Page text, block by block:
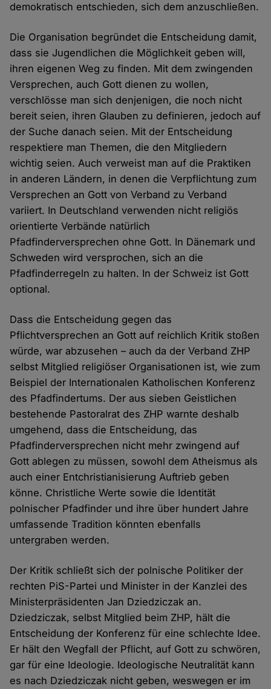
demokratisch entschieden, sich dem anzuschließen.
Die Organisation begründet die Entscheidung damit,
dass sie Jugendlichen die Möglichkeit geben will,
ihren eigenen Weg zu finden. Mit dem zwingenden
Versprechen, auch Gott dienen zu wollen,
verschlösse man sich denjenigen, die noch nicht
bereit seien, ihren Glauben zu definieren, jedoch auf
der Suche danach seien. Mit der Entscheidung
respektiere man Themen, die den Mitgliedern
wichtig seien. Auch verweist man auf die Praktiken
in anderen Ländern, in denen die Verpflichtung zum
Versprechen an Gott von Verband zu Verband
variiert. In Deutschland verwenden nicht religiös
orientierte Verbände natürlich
Pfadfinderversprechen ohne Gott. In Dänemark und
Schweden wird versprochen, sich an die
Pfadfinderregeln zu halten. In der Schweiz ist Gott
optional.
Dass die Entscheidung gegen das
Pflichtversprechen an Gott auf reichlich Kritik stoßen
würde, war abzusehen – auch da der Verband ZHP
selbst Mitglied religiöser Organisationen ist, wie zum
Beispiel der Internationalen Katholischen Konferenz
des Pfadfindertums. Der aus sieben Geistlichen
bestehende Pastoralrat des ZHP warnte deshalb
umgehend, dass die Entscheidung, das
Pfadfinderversprechen nicht mehr zwingend auf
Gott ablegen zu müssen, sowohl dem Atheismus als
auch einer Entchristianisierung Auftrieb geben
könne. Christliche Werte sowie die Identität
polnischer Pfadfinder und ihre über hundert Jahre
umfassende Tradition könnten ebenfalls
untergraben werden.
Der Kritik schließt sich der polnische Politiker der
rechten PiS-Partei und Minister in der Kanzlei des
Ministerpräsidenten Jan Dziedziczak an.
Dziedziczak, selbst Mitglied beim ZHP, hält die
Entscheidung der Konferenz für eine schlechte Idee.
Er hält den Wegfall der Pflicht, auf Gott zu schwören,
gar für eine Ideologie. Ideologische Neutralität kann
es nach Dziedziczak nicht geben, weswegen er im